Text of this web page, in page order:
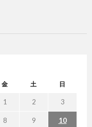
金 土 日
1 2 3
8 9 10